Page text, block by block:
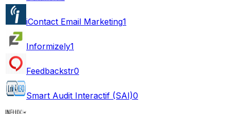
iContact Email Marketing1
Informizely1
Feedbackstr0
Smart Audit Interactif (SAI)0